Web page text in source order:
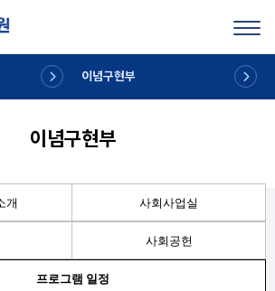
이념구현부
이념구현부
개 사회사업실
사회공헌
프로그램 일정